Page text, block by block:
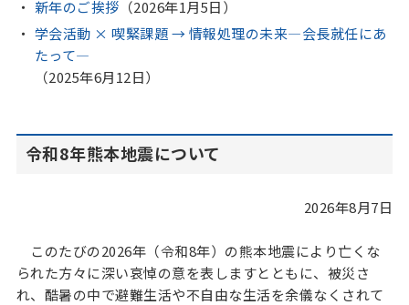
新年のご挨拶 （2026年1月5日）
学会活動 × 喫緊課題 → 情報処理の未来—会長就任にあ
たって—
（2025年6月12日）
令和8年熊本地震について
2026年8月7日
このたびの2026年（令和8年）の熊本地震により亡くな
られた方々に深い哀悼の意を表しますとともに、被災さ
れ、酷暑の中で避難生活や不自由な生活を余儀なくされて